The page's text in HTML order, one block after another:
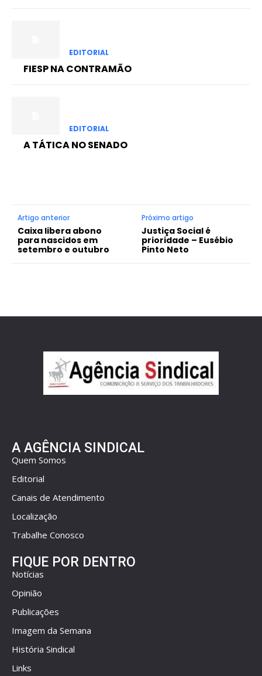
EDITORIAL
FIESP NA CONTRAMÃO
EDITORIAL
A TÁTICA NO SENADO
Artigo anterior
Caixa libera abono
para nascidos em
setembro e outubro
Próximo artigo
Justiça Social é
prioridade – Eusébio
Pinto Neto
A AGÊNCIA SINDICAL
Quem Somos
Editorial
Canais de Atendimento
Localização
Trabalhe Conosco
FIQUE POR DENTRO
Notícias
Opinião
Publicações
Imagem da Semana
História Sindical
Links